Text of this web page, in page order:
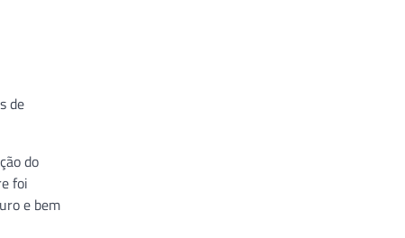
de
do
foi
e bem